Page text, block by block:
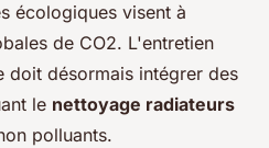
écologiques visent à
de CO2. L'entretien
doit désormais intégrer des
le nettoyage radiateurs
polluants.